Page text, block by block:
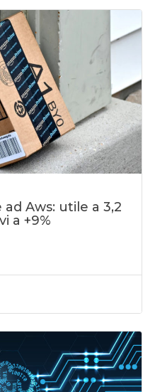
Aws: utile a 3,2
a +9%